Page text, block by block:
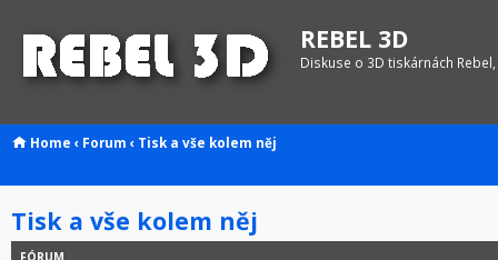
REBEL 3D
Diskuse o 3D tiskárnách
Home ‹ Forum ‹ Tisk a vše kolem něj
Tisk a vše kolem něj